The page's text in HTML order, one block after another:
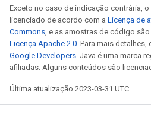
Exceto no caso de indicação contrária,
licenciado de acordo com a Licença de
Commons, e as amostras de código
Licença Apache 2.0. Para mais detalhes,
Google Developers. Java é uma marca
afiliadas. Alguns conteúdos são
Última atualização 2023-03-31 UTC.